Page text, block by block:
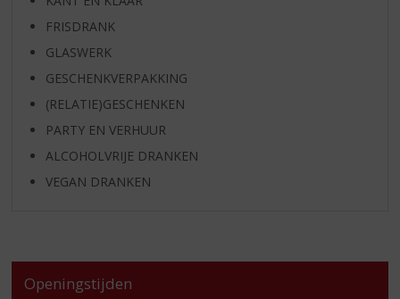
FRISDRANK
GLASWERK
GESCHENKVERPAKKING
(RELATIE)GESCHENKEN
PARTY EN VERHUUR
ALCOHOLVRIJE DRANKEN
VEGAN DRANKEN
Openingstijden